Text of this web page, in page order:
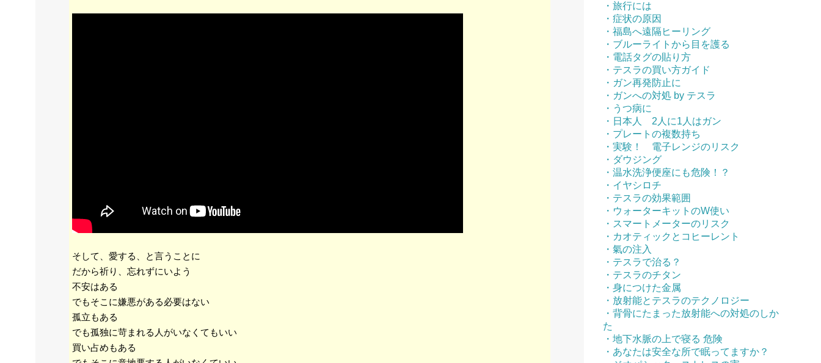
そして、愛する、と言うことに
だから祈り、忘れずにいよう
不安はある
でもそこに嫌悪がある必要はない
孤立もある
でも孤独に苛まれる人がいなくてもいい
買い占めもある
・旅行には
・症状の原因
・福島へ遠隔ヒーリング
・ブルーライトから目を護る
・電話タグの貼り方
・テスラの買い方ガイド
・ガン再発防止に
・ガンへの対処 by テスラ
・うつ病に
・日本人 2人に1人はガン
・プレートの複数持ち
・実験！ 電子レンジのリスク
・ダウジング
・温水洗浄便座にも危険！？
・イヤシロチ
・テスラの効果範囲
・ウォーターキットのW使い
・スマートメーターのリスク
・カオティックとコヒーレント
・氣の注入
・テスラで治る？
・テスラのチタン
・身につけた金属
・放射能とテスラのテクノロジー
・背骨にたまった放射能への対処のしか
た
・地下水脈の上で寝る 危険
・あなたは安全な所で眠ってますか？